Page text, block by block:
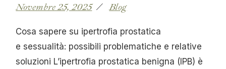
Novembre 25, 2025 Blog
Cosa sapere su ipertrofia prostatica
e sessualità: possibili problematiche e relative
soluzioni L’ipertrofia prostatica benigna (IPB) è